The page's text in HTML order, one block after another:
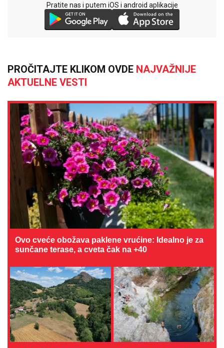
Pratite nas i putem iOS i android aplikacije
PROČITAJTE KLIKOM OVDE NAJVAŽNIJE
AKTUELNE VESTI
Ovo cveće obožava paklene vrućine: Idealno je za
sunčane terase, a cveta čak na +40